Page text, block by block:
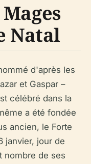
Natal
d'après les
et Gaspar –
célébré dans la
a été fondée
ancien, le Forte
janvier, jour de
nombre de ses